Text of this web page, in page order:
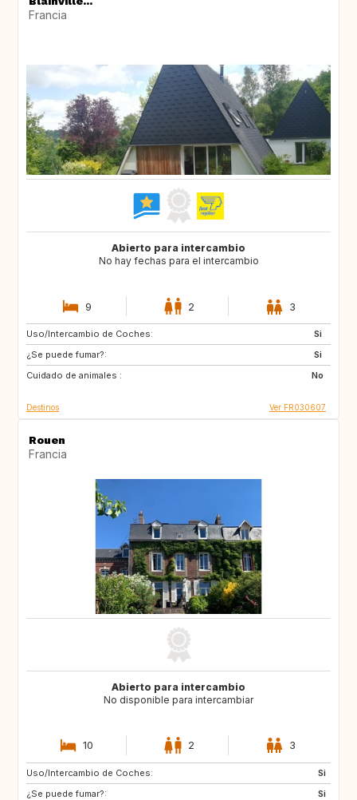
Francia
Abierto para intercambio
No hay fechas para el intercambio
9 2 3
Uso/Intercambio de Coches:
Si
¿Se puede fumar?:
Si
Cuidado de animales :
No
IS
GB
CA
Destinos Ver FR030607
Rouen
Francia
Abierto para intercambio
No disponible para intercambiar
10 2 3
Uso/Intercambio de Coches:
Si
¿Se puede fumar?:
Si
NO